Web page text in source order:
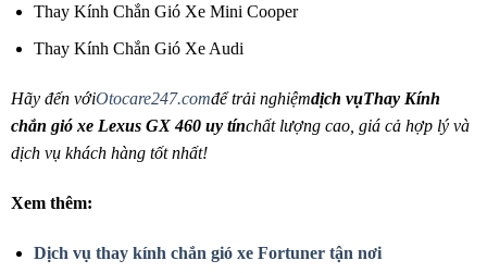
Thay Kính Chắn Gió Xe Mini Cooper
Thay Kính Chắn Gió Xe Audi
Hãy đến vớiOtocare247.comđể trải nghiệmdịch vụThay Kính
chắn gió xe Lexus GX 460 uy tínchất lượng cao, giá cả hợp lý và
dịch vụ khách hàng tốt nhất!
Xem thêm:
Dịch vụ thay kính chắn gió xe Fortuner tận nơi